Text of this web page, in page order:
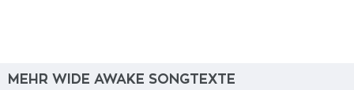
MEHR WIDE AWAKE SONGTEXTE